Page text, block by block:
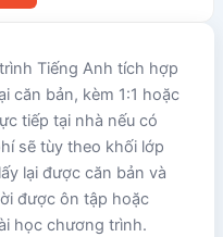
Tiếng Anh tích hợp
căn bản, kèm 1:1 hoặc
tiếp tại nhà nếu có
sẽ tùy theo khối lớp
lại được căn bản và
được ôn tập hoặc
học chương trình.